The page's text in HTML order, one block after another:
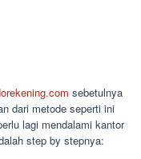
sebetulnya
dari metode seperti ini
lagi mendalami kantor
step by stepnya: